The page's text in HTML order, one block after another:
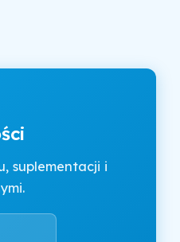
suplementacji i